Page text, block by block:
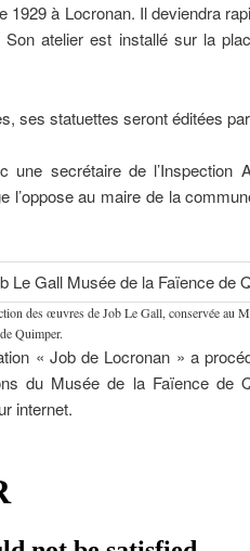
1929 à Locronan. Il deviendra
atelier est installé sur la
ses statuettes seront éditées
secrétaire de l’Inspection
l’oppose au maire de la
des œuvres de Job Le Gall, conservée au
Quimper.
« Job de Locronan » a
du Musée de la Faïence de
internet.